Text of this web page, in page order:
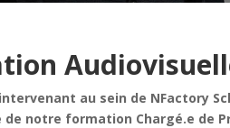
au sein de NFactory
de notre formation Chargé.e de